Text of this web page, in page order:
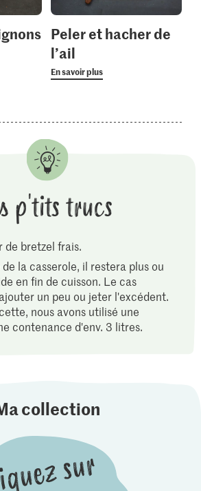
Peler et hacher de
l’ail
En savoir plus
p'tits trucs
de bretzel frais.
la casserole, il restera plus ou
en fin de cuisson. Le cas
un peu ou jeter l'excédent.
nous avons utilisé une
contenance d'env. 3 litres.
collection